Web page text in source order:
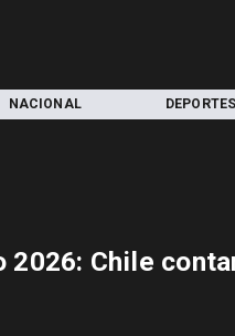
NACIONAL DEPORTES
2026: Chile